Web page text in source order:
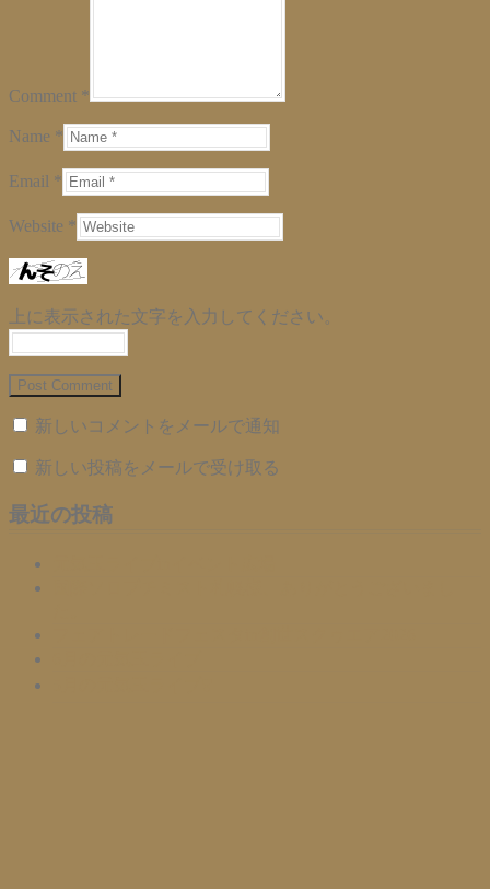
Comment *
Name *
Email *
Website *
上に表示された文字を入力してください。
新しいコメントをメールで通知
新しい投稿をメールで受け取る
最近の投稿